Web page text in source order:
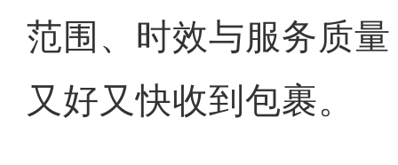
范围、时效与服务质
又好又快收到包裹。